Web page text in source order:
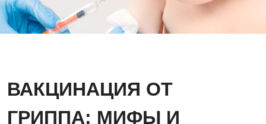
ВАКЦИНАЦИЯ ОТ
ГРИППА: МИФЫ И